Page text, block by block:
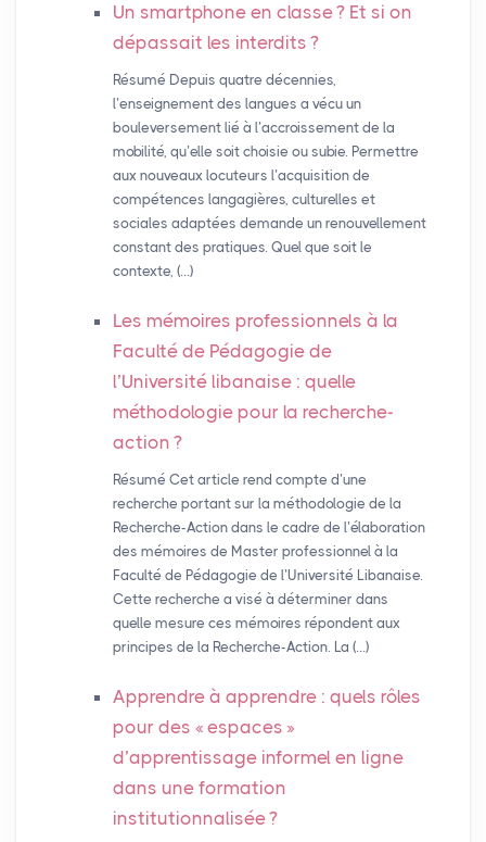
Un smartphone en classe? Et si on
dépassait les interdits ?
Résumé Depuis quatre décennies,
l’enseignement des langues a vécu un
bouleversement lié à l’accroissement de la
mobilité, qu’elle soit choisie ou subie. Permettre
aux nouveaux locuteurs l’acquisition de
compétences langagières, culturelles et
sociales adaptées demande un renouvellement
constant des pratiques. Quel que soit le
contexte, (…)
Les mémoires professionnels à la
Faculté de Pédagogie de
l’Université libanaise : quelle
méthodologie pour la recherche-
action ?
Résumé Cet article rend compte d’une
recherche portant sur la méthodologie de la
Recherche-Action dans le cadre de l’élaboration
des mémoires de Master professionnel à la
Faculté de Pédagogie de l’Université Libanaise.
Cette recherche a visé à déterminer dans
quelle mesure ces mémoires répondent aux
principes de la Recherche-Action. La (…)
Apprendre à apprendre : quels rôles
pour des « espaces »
d’apprentissage informel en ligne
dans une formation
institutionnalisée?